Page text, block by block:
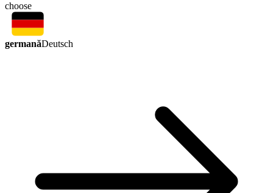
choose
germanăDeutsch